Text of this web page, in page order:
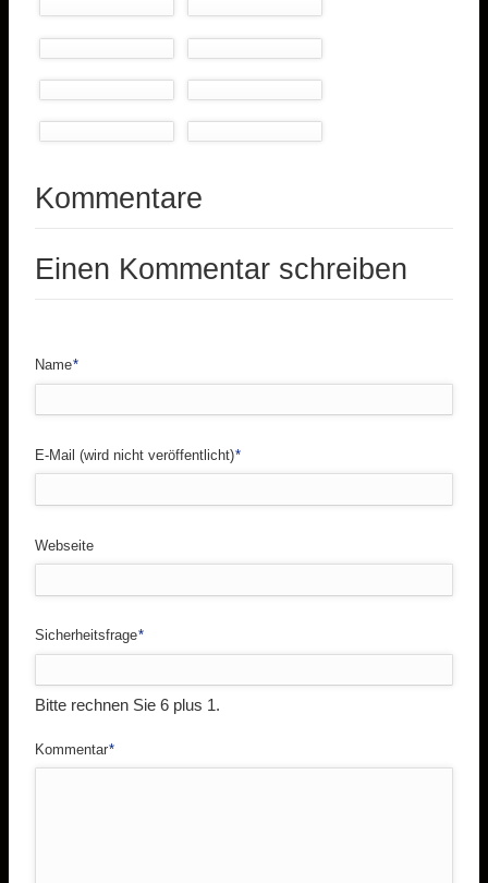
Kommentare
Einen Kommentar schreiben
Pflichtfeld
Name*
Pflichtfeld
E-Mail (wird nicht veröffentlicht)*
Webseite
Pflichtfeld
Sicherheitsfrage*
Bitte rechnen Sie 6 plus 1.
Pflichtfeld
Kommentar*